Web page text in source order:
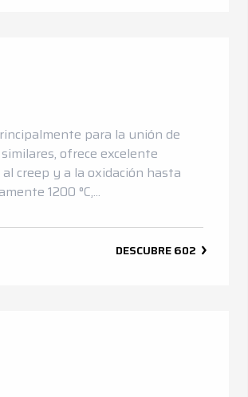
para la unión de
ofrece excelente
creep y a la oxidación hasta
1200 °C,...
DESCUBRE602